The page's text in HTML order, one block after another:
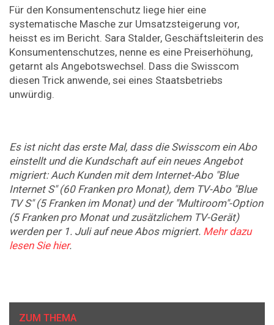
Für den Konsumentenschutz liege hier eine
systematische Masche zur Umsatzsteigerung vor,
heisst es im Bericht. Sara Stalder, Geschäftsleiterin des
Konsumentenschutzes, nenne es eine Preiserhöhung,
getarnt als Angebotswechsel. Dass die Swisscom
diesen Trick anwende, sei eines Staatsbetriebs
unwürdig.
Es ist nicht das erste Mal, dass die Swisscom ein Abo
einstellt und die Kundschaft auf ein neues Angebot
migriert: Auch Kunden mit dem Internet-Abo "Blue
Internet S" (60 Franken pro Monat), dem TV-Abo "Blue
TV S" (5 Franken im Monat) und der "Multiroom"-Option
(5 Franken pro Monat und zusätzlichem TV-Gerät)
werden per 1. Juli auf neue Abos migriert. Mehr dazu
lesen Sie hier.
ZUM THEMA